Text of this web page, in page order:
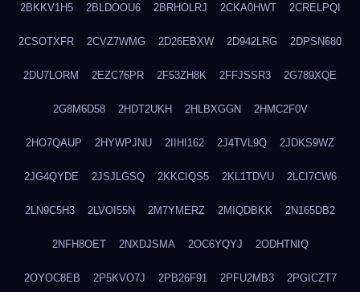
2BKKV1H5 2BLDOOU6 2BRHOLRJ 2CKA0HWT 2CRELPQI
2CSOTXFR 2CVZ7WMG 2D26EBXW 2D942LRG 2DPSN680
2DU7LORM 2EZC76PR 2F53ZH8K 2FFJSSR3 2G789XQE
2G8M6D58 2HDT2UKH 2HLBXGGN 2HMC2F0V
2HO7QAUP 2HYWPJNU 2IIHI162 2J4TVL9Q 2JDKS9WZ
2JG4QYDE 2JSJLGSQ 2KKCIQS5 2KL1TDVU 2LCI7CW6
2LN9C5H3 2LVOI55N 2M7YMERZ 2MIQDBKK 2N165DB2
2NFH8OET 2NXDJSMA 2OC6YQYJ 2ODHTNIQ
2OYOC8EB 2P5KVO7J 2PB26F91 2PFU2MB3 2PGICZT7